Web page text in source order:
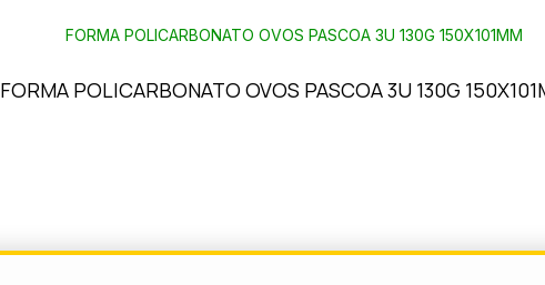
FORMA POLICARBONATO OVOS PASCOA 3U 130G